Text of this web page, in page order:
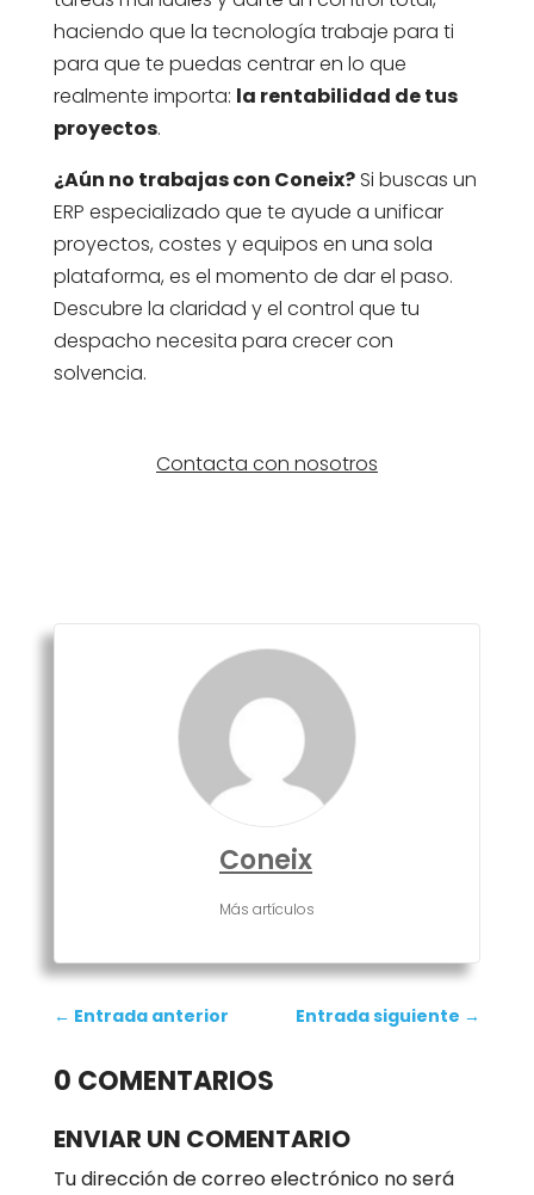
haciendo que la tecnología trabaje para ti
para que te puedas centrar en lo que
realmente importa: la rentabilidad de tus
proyectos.
¿Aún no trabajas con Coneix?Si buscas un
ERP especializado que te ayude a unificar
proyectos, costes y equipos en una sola
plataforma, es el momento de dar el paso.
Descubre la claridad y el control que tu
despacho necesita para crecer con
solvencia.
Contacta con nosotros
Coneix
Más artículos
← Entrada anterior Entrada siguiente →
0 COMENTARIOS
ENVIAR UN COMENTARIO
Tu dirección de correo electrónico no será